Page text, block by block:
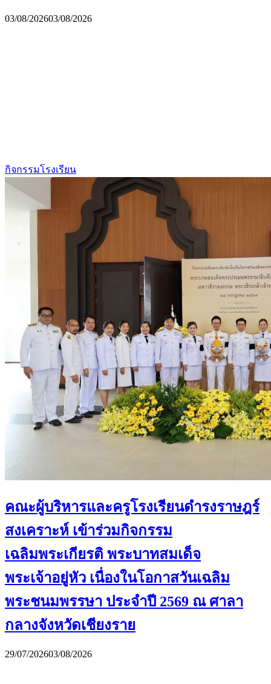
03/08/202603/08/2026
กิจกรรมโรงเรียน
คณะผู้บริหารและครูโรงเรียนดำรงราษฎร์
สงเคราะห์ เข้าร่วมกิจกรรม
เฉลิมพระเกียรติ พระบาทสมเด็จ
พระเจ้าอยู่หัว เนื่องในโอกาสวันเฉลิม
พระชนมพรรษา ประจำปี 2569 ณ ศาลา
กลางจังหวัดเชียงราย
29/07/202603/08/2026